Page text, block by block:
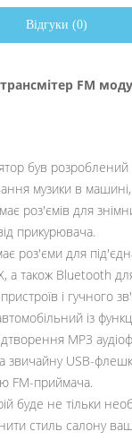
Відгуки (0)
FM
був розроблений
музики в
роз'ємів для
прикурювача.
роз'єми для
а також Bluetooth
і гучного
із
MP3
звичайну USB-
FM-приймача.
буде не тільки
стиль салону